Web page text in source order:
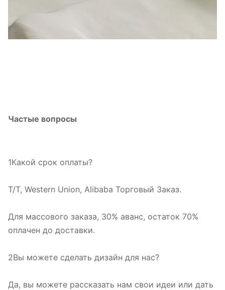
Частые вопросы
1Какой срок оплаты?
T/T, Western Union, Alibaba Торговый Заказ.
Для массового заказа, 30% аванс, остаток 70%
оплачен до доставки.
2Вы можете сделать дизайн для нас?
Да, вы можете рассказать нам свои идеи или дать